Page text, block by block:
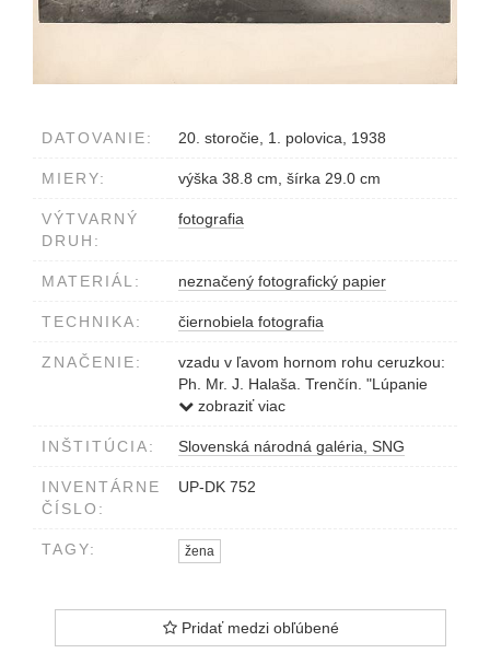
DATOVANIE: 20. storočie, 1. polovica, 1938
MIERY: výška 38.8 cm, šírka 29.0 cm
VÝTVARNÝ
DRUH:
fotografia
MATERIÁL: neznačený fotografický papier
TECHNIKA: čiernobiela fotografia
ZNAČENIE:
vzadu v ľavom hornom rohu ceruzkou:
Ph. Mr. J. Halaša. Trenčín. "Lúpanie
kukurice" 1938
Ján Halaša
zobraziť viac
INŠTITÚCIA: Slovenská národná galéria, SNG
INVENTÁRNE
ČÍSLO:
UP-DK 752
TAGY: žena
Pridať medzi obľúbené